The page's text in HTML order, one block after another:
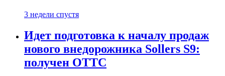
3 недели спустя
Идет подготовка к началу продаж
нового внедорожника Sollers S9:
получен ОТТС